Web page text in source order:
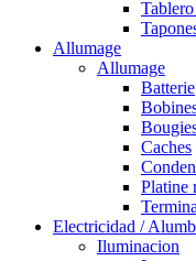
Allumage
Allumage
Batterie
Caches
Platine
Electricidad /
Iluminacion